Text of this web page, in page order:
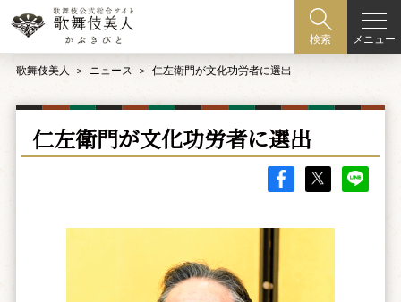
検索 メニュー
歌舞伎美人 ニュース 仁左衛門が文化功労者に選出
仁左衛門が文化功労者に選出